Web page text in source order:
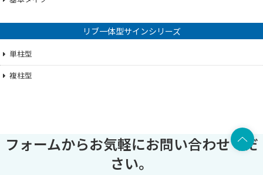
リブ一体型サインシリーズ
単柱型
複柱型
フォームからお気軽にお問い合わせくだ
さい。